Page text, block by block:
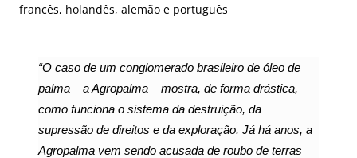
francês, holandês, alemão e português
“O caso de um conglomerado brasileiro de óleo de
palma – a Agropalma – mostra, de forma drástica,
como funciona o sistema da destruição, da
supressão de direitos e da exploração. Já há anos, a
Agropalma vem sendo acusada de roubo de terras